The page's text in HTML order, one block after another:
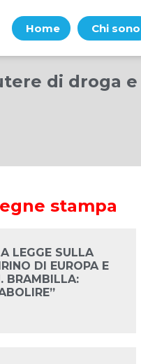
Home Chi sono
di droga e
stampa
LEGGE SULLA
DI EUROPA E
BRAMBILLA: